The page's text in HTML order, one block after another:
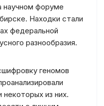
научном форуме
Находки стали
федеральной
разнообразия.
геномов
некоторых из них.